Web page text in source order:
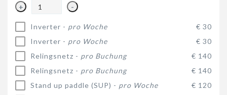
+ -
Inverter - pro Woche
€ 30
Inverter - pro Woche
€ 30
Relingsnetz - pro Buchung
€ 140
Relingsnetz - pro Buchung
€ 140
Stand up paddle (SUP) - pro Woche
€ 120